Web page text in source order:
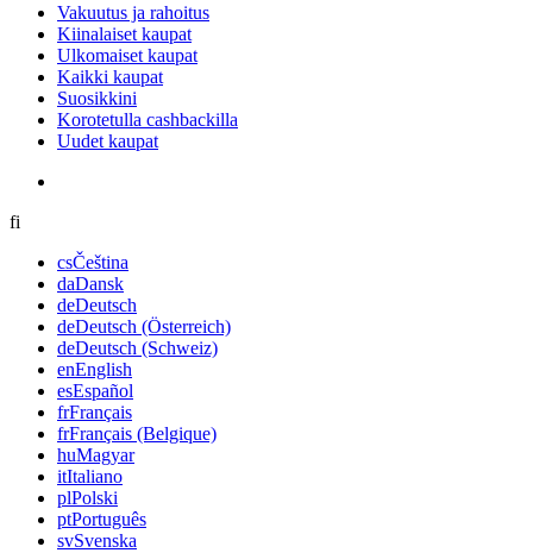
Vakuutus ja rahoitus
Kiinalaiset kaupat
Ulkomaiset kaupat
Kaikki kaupat
Suosikkini
Korotetulla cashbackilla
Uudet kaupat
fi
csČeština
daDansk
deDeutsch
deDeutsch (Österreich)
deDeutsch (Schweiz)
enEnglish
esEspañol
frFrançais
frFrançais (Belgique)
huMagyar
itItaliano
plPolski
ptPortuguês
svSvenska